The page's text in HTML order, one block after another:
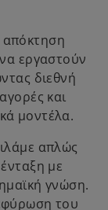
εργαστούν
διεθνή
και
μοντέλα.
απλώς
με
γνώση.
του